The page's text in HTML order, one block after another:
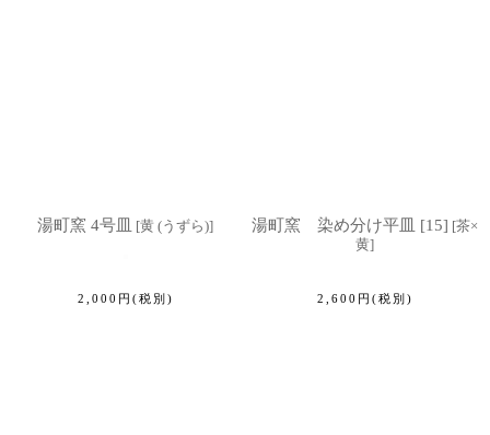
湯町窯 4号皿 [黄 (うずら)]
2,000 円 (税別)
湯町窯 染め分け平皿 [15] [茶×
黄]
2,600 円 (税別)